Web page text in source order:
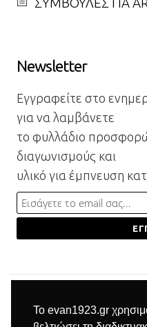
Το evan1923.gr
Newsletter
Εγγραφείτε στο
για να λαμβάνετε
το φυλλάδιο
διαγωνισμούς και
υλικό για έμπνευση